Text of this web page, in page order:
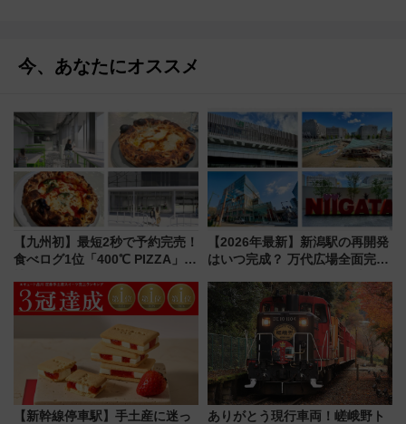
今、あなたにオススメ
【九州初】最短2秒で予約完売！
食べログ1位「400℃ PIZZA」が
プン。もつ鍋風など限定メニュ
ーも
【2026年最新】新潟駅の再開発
はいつ完成？ 万代広場全面完成
開発、バスタ新潟構想まで徹底
解説！
【新幹線停車駅】手土産に迷っ
ありがとう現行車両！嵯峨野ト